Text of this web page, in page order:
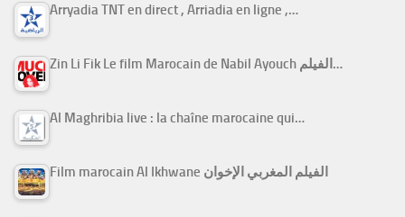
Arryadia TNT en direct , Arriadia en ligne ,…
Zin Li Fik Le film Marocain de Nabil Ayouch الفيلم…
Al Maghribia live : la chaîne marocaine qui…
Film marocain Al Ikhwane الفيلم المغربي الإخوان